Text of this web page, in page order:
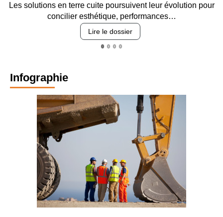
Les solutions en terre cuite poursuivent leur évolution pour
concilier esthétique, performances…
Lire le dossier
Infographie